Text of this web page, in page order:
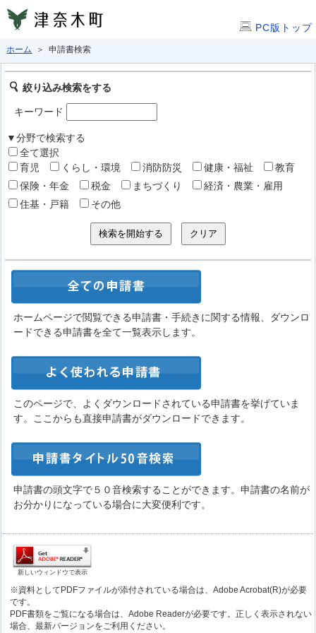
PC版トップ
ホーム ＞ 申請書検索
絞り込み検索をする
キーワード
▼分野で検索する
全て選択
育児
くらし・環境 消防防災 健康・福祉
教育
保険・年金
税金 まちづくり
経済・農業・雇用
住基・戸籍
その他
ホームページで閲覧できる申請書・手続きに関する情報、ダウンロ
ードできる申請書を全て一覧表示します。
このページで、よくダウンロードされている申請書を挙げていま
す。ここからも直接申請書がダウンロードできます。
申請書の頭文字で５０音検索することができます。申請書の名前が
お分かりになっている場合に大変便利です。
新しいウィンドウで表示
※資料としてPDFファイルが添付されている場合は、Adobe Acrobat(R)が必要
です。
PDF書類をご覧になる場合は、Adobe Readerが必要です。正しく表示されない
場合、最新バージョンをご利用ください。